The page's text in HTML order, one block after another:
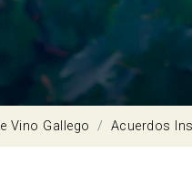
Vino Gallego Acuerdos